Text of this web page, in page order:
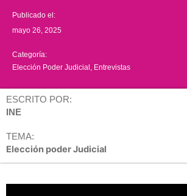
Publicado el:
mayo 26, 2025
Categoría:
Elección Poder Judicial Entrevistas
ESCRITO POR:
INE
TEMA:
Elección poder Judicial